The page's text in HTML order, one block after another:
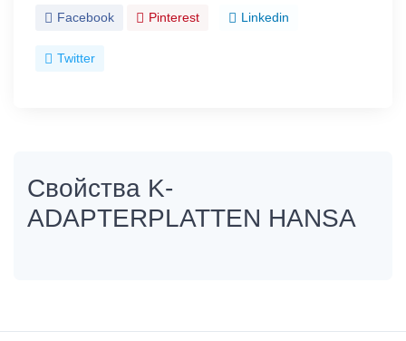
Facebook Pinterest Linkedin
Twitter
Свойства K-
ADAPTERPLATTEN HANSA